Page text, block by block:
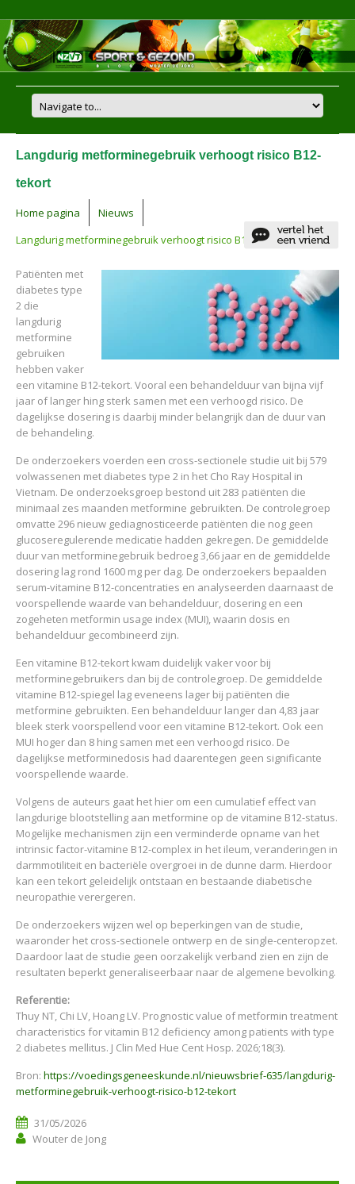
Langdurig metforminegebruik verhoogt risico B12-
tekort
Home pagina
Nieuws
Langdurig metforminegebruik verhoogt risico B12-tekort
Patiënten met
diabetes type
2 die
langdurig
metformine
gebruiken
hebben vaker
een vitamine B12-tekort. Vooral een behandelduur van bijna vijf
jaar of langer hing sterk samen met een verhoogd risico. De
dagelijkse dosering is daarbij minder belangrijk dan de duur van
de behandeling.
De onderzoekers voerden een cross-sectionele studie uit bij 579
volwassenen met diabetes type 2 in het Cho Ray Hospital in
Vietnam. De onderzoeksgroep bestond uit 283 patiënten die
minimaal zes maanden metformine gebruikten. De controlegroep
omvatte 296 nieuw gediagnosticeerde patiënten die nog geen
glucoseregulerende medicatie hadden gekregen. De gemiddelde
duur van metforminegebruik bedroeg 3,66 jaar en de gemiddelde
dosering lag rond 1600 mg per dag. De onderzoekers bepaalden
serum-vitamine B12-concentraties en analyseerden daarnaast de
voorspellende waarde van behandelduur, dosering en een
zogeheten metformin usage index (MUI), waarin dosis en
behandelduur gecombineerd zijn.
Een vitamine B12-tekort kwam duidelijk vaker voor bij
metforminegebruikers dan bij de controlegroep. De gemiddelde
vitamine B12-spiegel lag eveneens lager bij patiënten die
metformine gebruikten. Een behandelduur langer dan 4,83 jaar
bleek sterk voorspellend voor een vitamine B12-tekort. Ook een
MUI hoger dan 8 hing samen met een verhoogd risico. De
dagelijkse metforminedosis had daarentegen geen significante
voorspellende waarde.
Volgens de auteurs gaat het hier om een cumulatief effect van
langdurige blootstelling aan metformine op de vitamine B12-status.
Mogelijke mechanismen zijn een verminderde opname van het
intrinsic factor-vitamine B12-complex in het ileum, veranderingen in
darmmotiliteit en bacteriële overgroei in de dunne darm. Hierdoor
kan een tekort geleidelijk ontstaan en bestaande diabetische
neuropathie verergeren.
De onderzoekers wijzen wel op beperkingen van de studie,
waaronder het cross-sectionele ontwerp en de single-centeropzet.
Daardoor laat de studie geen oorzakelijk verband zien en zijn de
resultaten beperkt generaliseerbaar naar de algemene bevolking.
Referentie:
Thuy NT, Chi LV, Hoang LV. Prognostic value of metformin treatment
characteristics for vitamin B12 deficiency among patients with type
2 diabetes mellitus. J Clin Med Hue Cent Hosp. 2026;18(3).
Bron: https://voedingsgeneeskunde.nl/nieuwsbrief-635/langdurig-
metforminegebruik-verhoogt-risico-b12-tekort
31/05/2026
Wouter de Jong